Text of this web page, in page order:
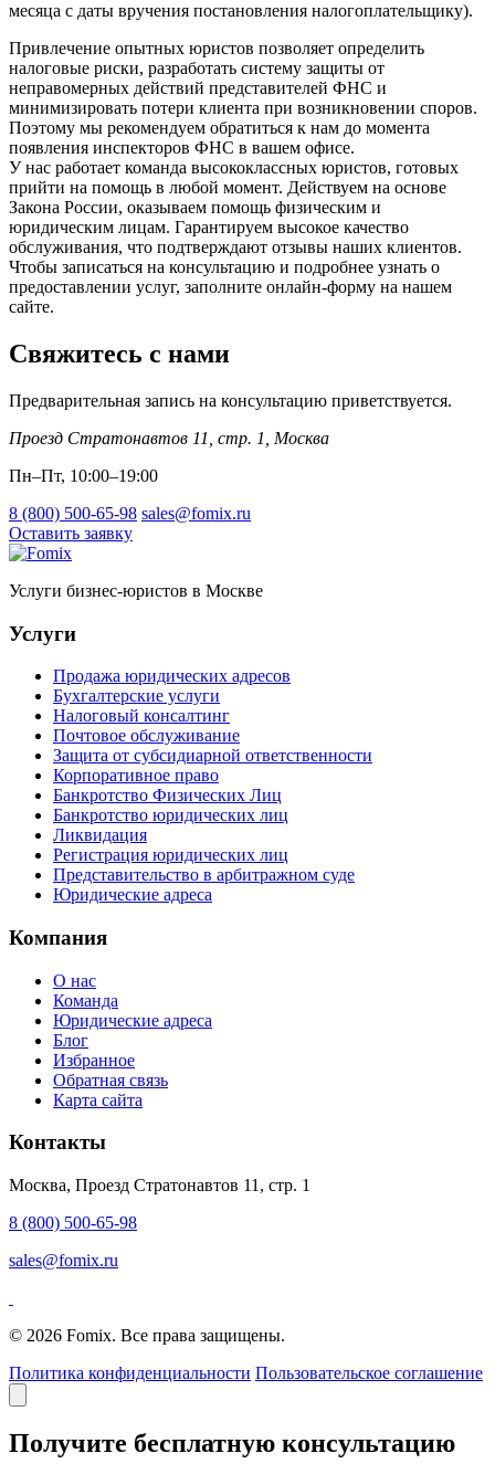
месяца с даты вручения постановления налогоплательщику).
Привлечение опытных юристов позволяет определить
налоговые риски, разработать систему защиты от
неправомерных действий представителей ФНС и
минимизировать потери клиента при возникновении споров.
Поэтому мы рекомендуем обратиться к нам до момента
появления инспекторов ФНС в вашем офисе.
У нас работает команда высококлассных юристов, готовых
прийти на помощь в любой момент. Действуем на основе
Закона России, оказываем помощь физическим и
юридическим лицам. Гарантируем высокое качество
обслуживания, что подтверждают отзывы наших клиентов.
Чтобы записаться на консультацию и подробнее узнать о
предоставлении услуг, заполните онлайн-форму на нашем
сайте.
Свяжитесь с нами
Предварительная запись на консультацию приветствуется.
Проезд Стратонавтов 11, стр. 1
Москва
Пн–Пт, 10:00–19:00
8 (800) 500-65-98 sales@fomix.ru
Оставить заявку
Услуги бизнес-юристов в Москве
Услуги
Продажа юридических адресов
Бухгалтерские услуги
Налоговый консалтинг
Почтовое обслуживание
Защита от субсидиарной ответственности
Корпоративное право
Банкротство Физических Лиц
Банкротство юридических лиц
Ликвидация
Регистрация юридических лиц
Представительство в арбитражном суде
Юридические адреса
Компания
О нас
Команда
Юридические адреса
Блог
Избранное
Обратная связь
Карта сайта
Контакты
Москва, Проезд Стратонавтов 11, стр. 1
8 (800) 500-65-98
sales@fomix.ru
© 2026 Fomix. Все права защищены.
Политика конфиденциальности Пользовательское соглашение
Получите бесплатную консультацию